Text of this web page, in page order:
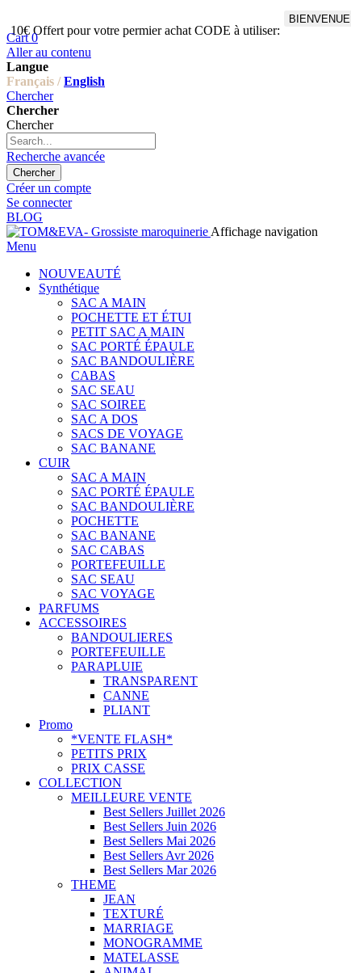
10€ Offert pour votre permier achat CODE à utiliser:
BIENVENUE
Cart 0
Aller au contenu
Langue
Français / English
Chercher
Chercher
Chercher
Recherche avancée
Chercher
Créer un compte
Se connecter
BLOG
Affichage navigation
Menu
NOUVEAUTÉ
Synthétique
SAC A MAIN
POCHETTE ET ÉTUI
PETIT SAC A MAIN
SAC PORTÉ ÉPAULE
SAC BANDOULIÈRE
CABAS
SAC SEAU
SAC SOIREE
SAC A DOS
SACS DE VOYAGE
SAC BANANE
CUIR
SAC A MAIN
SAC PORTÉ ÉPAULE
SAC BANDOULIÈRE
POCHETTE
SAC BANANE
SAC CABAS
PORTEFEUILLE
SAC SEAU
SAC VOYAGE
PARFUMS
ACCESSOIRES
BANDOULIERES
PORTEFEUILLE
PARAPLUIE
TRANSPARENT
CANNE
PLIANT
Promo
*VENTE FLASH*
PETITS PRIX
PRIX CASSE
COLLECTION
MEILLEURE VENTE
Best Sellers Juillet 2026
Best Sellers Juin 2026
Best Sellers Mai 2026
Best Sellers Avr 2026
Best Sellers Mar 2026
THEME
JEAN
TEXTURÉ
MARRIAGE
MONOGRAMME
MATELASSE